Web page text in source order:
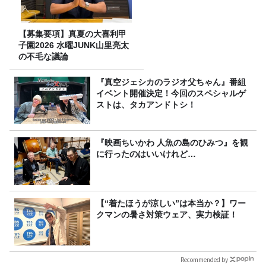
【募集要項】真夏の大喜利甲
子園2026 水曜JUNK山里亮太
の不毛な議論
『真空ジェシカのラジオ父ちゃん』番組
イベント開催決定！今回のスペシャルゲ
ストは、タカアンドトシ！
『映画ちいかわ 人魚の島のひみつ』を観
に行ったのはいいけれど…
【“着たほうが涼しい”は本当か？】ワー
クマンの暑さ対策ウェア、実力検証！
Recommended by